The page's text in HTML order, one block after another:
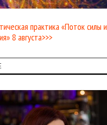
практика «Поток силы и
8 августа>>>